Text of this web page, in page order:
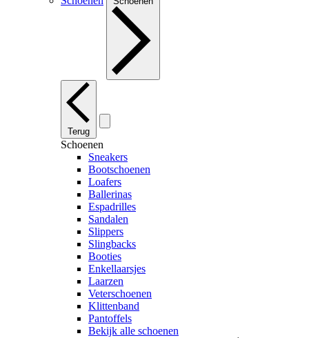
Terug
Schoenen
Sneakers
Bootschoenen
Loafers
Ballerinas
Espadrilles
Sandalen
Slippers
Slingbacks
Booties
Enkellaarsjes
Laarzen
Veterschoenen
Klittenband
Pantoffels
Bekijk alle schoenen